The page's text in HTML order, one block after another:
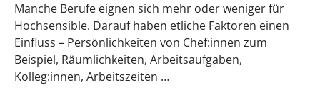
Manche Berufe eignen sich mehr oder weniger für
Hochsensible. Darauf haben etliche Faktoren einen
Einfluss – Persönlichkeiten von Chef:innen zum
Beispiel, Räumlichkeiten, Arbeitsaufgaben,
Kolleg:innen, Arbeitszeiten …